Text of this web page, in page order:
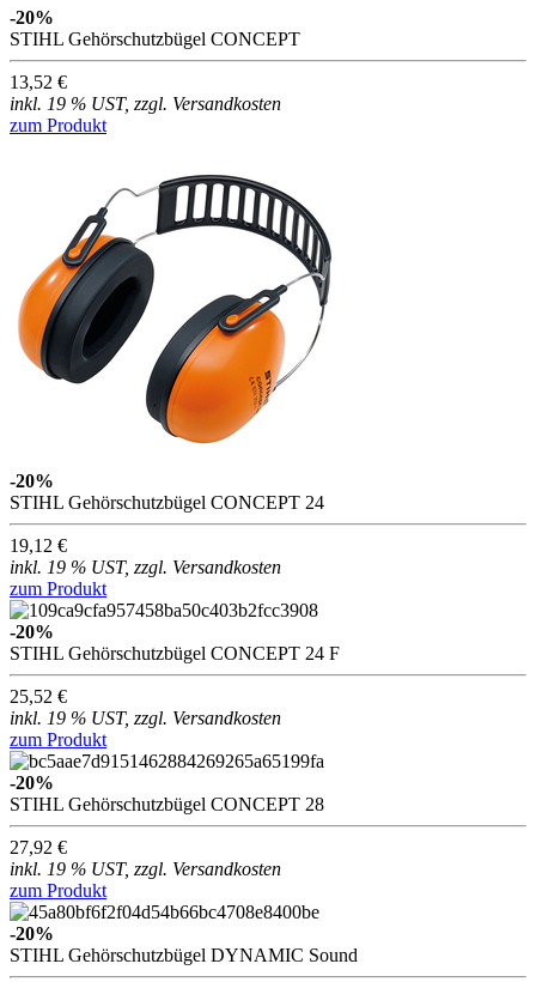
-20%
STIHL Gehörschutzbügel CONCEPT
13,52 €
inkl. 19 % UST, zzgl. Versandkosten
zum Produkt
-20%
STIHL Gehörschutzbügel CONCEPT 24
19,12 €
inkl. 19 % UST, zzgl. Versandkosten
zum Produkt
-20%
STIHL Gehörschutzbügel CONCEPT 24 F
25,52 €
inkl. 19 % UST, zzgl. Versandkosten
zum Produkt
-20%
STIHL Gehörschutzbügel CONCEPT 28
27,92 €
inkl. 19 % UST, zzgl. Versandkosten
zum Produkt
-20%
STIHL Gehörschutzbügel DYNAMIC Sound